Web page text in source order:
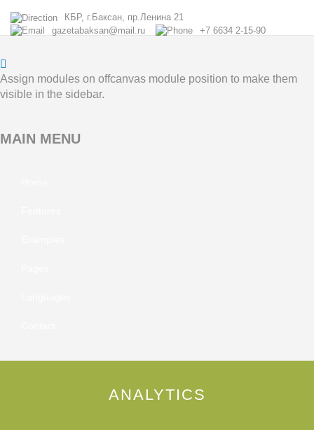
Assign modules on offcanvas module position to make them
visible in the sidebar.
MAIN MENU
ANALYTICS
КБР, г.Баксан, пр.Ленина 21
gazetabaksan@mail.ru
+7 6634 2-15-90